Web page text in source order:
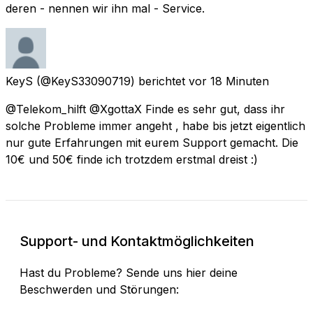
deren - nennen wir ihn mal - Service.
KeyS (@KeyS33090719) berichtet vor 18 Minuten
@Telekom_hilft @XgottaX Finde es sehr gut, dass ihr
solche Probleme immer angeht , habe bis jetzt eigentlich
nur gute Erfahrungen mit eurem Support gemacht. Die
10€ und 50€ finde ich trotzdem erstmal dreist :)
Support- und Kontaktmöglichkeiten
Hast du Probleme? Sende uns hier deine
Beschwerden und Störungen: